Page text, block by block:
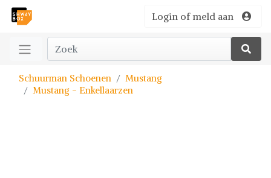
Login of meld aan
Schuurman Schoenen
Mustang
Mustang - Enkellaarzen